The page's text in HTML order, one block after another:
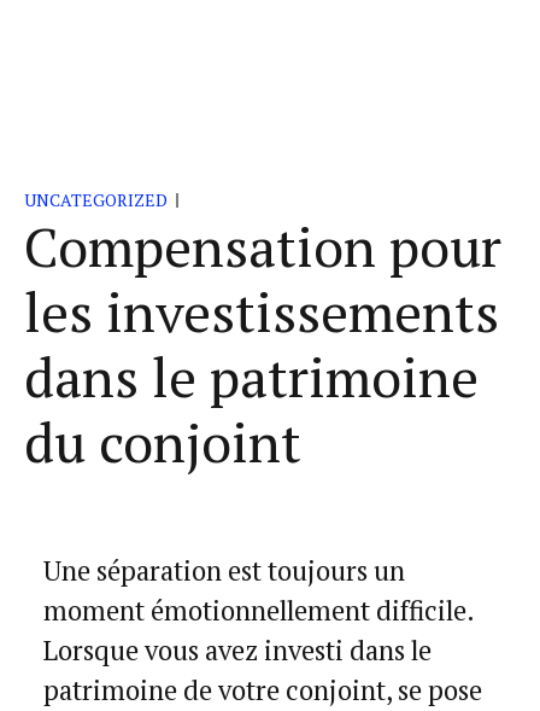
UNCATEGORIZED
Compensation pour
les investissements
dans le patrimoine
du conjoint
Une séparation est toujours un
moment émotionnellement difficile.
Lorsque vous avez investi dans le
patrimoine de votre conjoint, se pose